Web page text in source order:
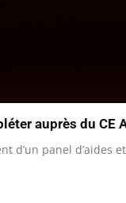
auprès du CE
d’un panel d’aides